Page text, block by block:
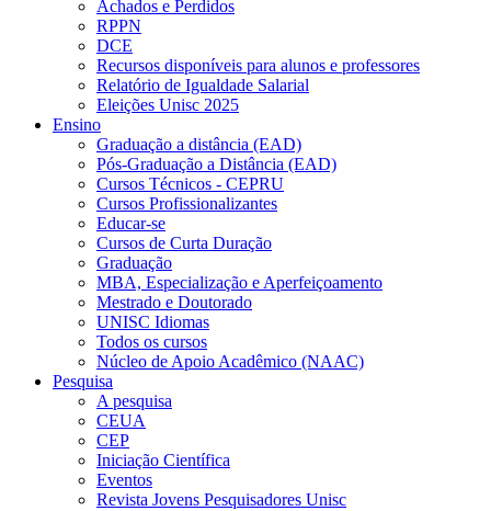
Achados e Perdidos
RPPN
DCE
Recursos disponíveis para alunos e professores
Relatório de Igualdade Salarial
Eleições Unisc 2025
Ensino
Graduação a distância (EAD)
Pós-Graduação a Distância (EAD)
Cursos Técnicos - CEPRU
Cursos Profissionalizantes
Educar-se
Cursos de Curta Duração
Graduação
MBA, Especialização e Aperfeiçoamento
Mestrado e Doutorado
UNISC Idiomas
Todos os cursos
Núcleo de Apoio Acadêmico (NAAC)
Pesquisa
A pesquisa
CEUA
CEP
Iniciação Científica
Eventos
Revista Jovens Pesquisadores Unisc